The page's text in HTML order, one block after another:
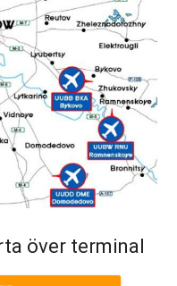
över terminal